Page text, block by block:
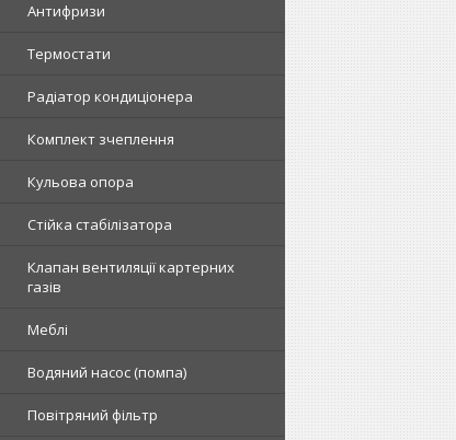
Антифризи
Термостати
Радіатор кондиціонера
Комплект зчеплення
Кульова опора
Стійка стабілізатора
Клапан вентиляції картерних
газів
Меблі
Водяний насос (помпа)
Повітряний фільтр